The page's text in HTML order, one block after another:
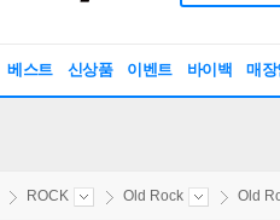
베스트 신상품 이벤트 바이백 매장
ROCK Old Rock Old